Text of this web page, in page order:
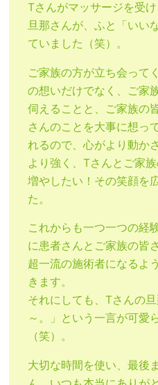
Tさんがマッサージを受
旦那さんが、ふと「いい
ていました（笑）。
ご家族の方が立ち会って
の想いだけでなく、ご家
伺えることと、ご家族の
さんのことを大事に想っ
れるので、心がより動か
より強く、Tさんとご家
増やしたい！その笑顔を
た。
これからも一つ一つの経
に患者さんとご家族の皆
超一流の施術者になるよ
きます。
それにしても、Tさんの
～。」という一言が可愛
（笑）。
大切な時間を使い、最後